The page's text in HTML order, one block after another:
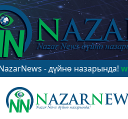
- дүйнө назарында!